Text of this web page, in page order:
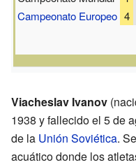
Campeonato Europeo 4
Viacheslav Ivanov
1938 y fallecido el 5 de
de la Unión Soviética.
acuático donde los